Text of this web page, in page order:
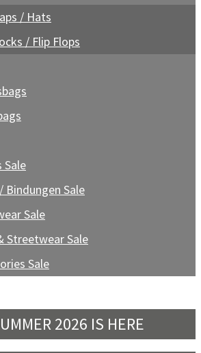
2026 IS HERE
/ Hats
/ Flip Flops
Sale
Bindungen Sale
Sale
Streetwear Sale
Sale